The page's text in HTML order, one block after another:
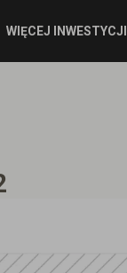
WIĘCEJ INWESTYCJI